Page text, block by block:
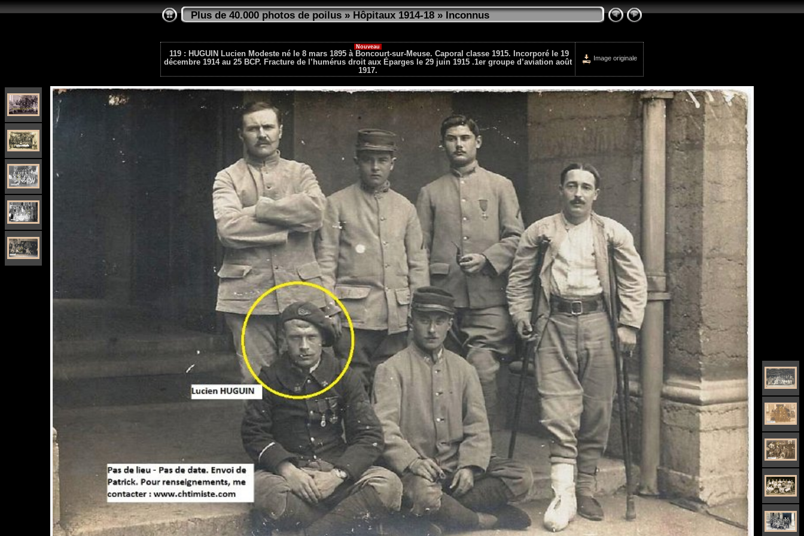
Plus de 40.000 photos de poilus»Hôpitaux 1914-18»Inconnus
Nouveau
119 : HUGUIN Lucien Modeste né le 8 mars 1895 à Boncourt-sur-Meuse. Caporal classe 1915. Incorporé le 19
décembre 1914 au 25 BCP. Fracture de l’humérus droit aux Éparges le 29 juin 1915 .1er groupe d’aviation août
1917.
Image originale